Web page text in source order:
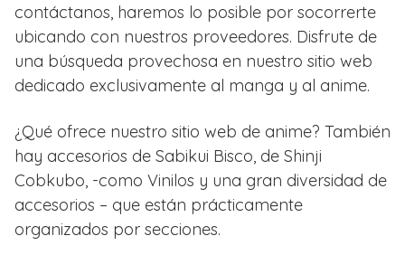
contáctanos, haremos lo posible por socorrerte
ubicando con nuestros proveedores. Disfrute de
una búsqueda provechosa en nuestro sitio web
dedicado exclusivamente al manga y al anime.
¿Qué ofrece nuestro sitio web de anime? También
hay accesorios de Sabikui Bisco, de Shinji
Cobkubo, -como Vinilos y una gran diversidad de
accesorios – que están prácticamente
organizados por secciones.